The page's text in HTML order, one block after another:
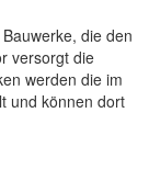
die den
versorgt die
werden die im
und können dort